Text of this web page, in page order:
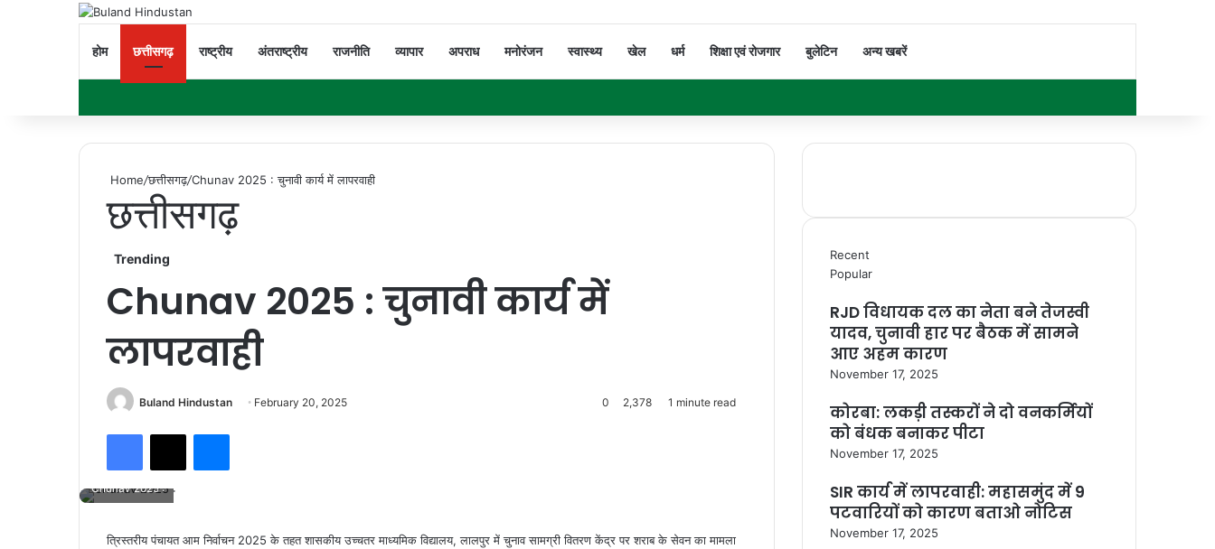
होम छत्तीसगढ़ राष्ट्रीय अंतराष्ट्रीय राजनीति व्यापार अपराध मनोरंजन स्वास्थ्य खेल धर्म शिक्षा एवं रोजगार बुलेटिन अन्य खबरें
Home/छत्तीसगढ़/Chunav 2025 : चुनावी कार्य में लापरवाही
छत्तीसगढ़
Trending
Chunav 2025 : चुनावी कार्य में
लापरवाही
Buland Hindustan February 20, 2025 0 2,378 1 minute read
Facebook
X Messenger
Chunav 2025 :
त्रिस्तरीय पंचायत आम निर्वाचन 2025 के तहत शासकीय उच्चतर माध्यमिक विद्यालय, लालपुर में चुनाव सामग्री वितरण केंद्र पर शराब के सेवन का मामला
Recent
Popular
RJD विधायक दल का नेता बने तेजस्वी
यादव, चुनावी हार पर बैठक में सामने
आए अहम कारण
November 17, 2025
कोरबा: लकड़ी तस्करों ने दो वनकर्मियों
को बंधक बनाकर पीटा
November 17, 2025
SIR कार्य में लापरवाही: महासमुंद में 9
पटवारियों को कारण बताओ नोटिस
November 17, 2025